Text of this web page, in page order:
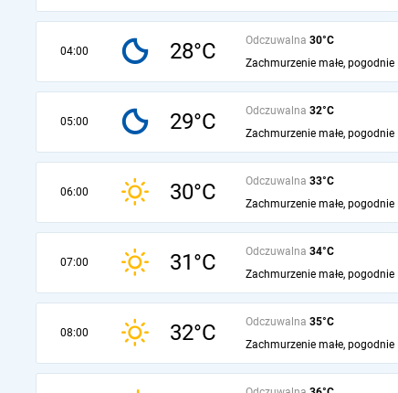
04:00 28°C Odczuwalna 30°C
Zachmurzenie małe, pogodnie
05:00 29°C Odczuwalna 32°C
Zachmurzenie małe, pogodnie
06:00 30°C Odczuwalna 33°C
Zachmurzenie małe, pogodnie
07:00 31°C Odczuwalna 34°C
Zachmurzenie małe, pogodnie
08:00 32°C Odczuwalna 35°C
Zachmurzenie małe, pogodnie